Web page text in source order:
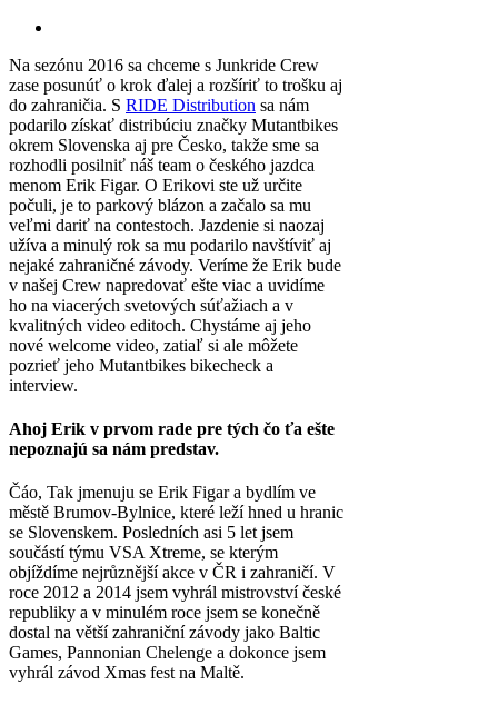
Na sezónu 2016 sa chceme s Junkride Crew
zase posunúť o krok ďalej a rozšíriť to trošku aj
do zahraničia. S RIDE Distribution sa nám
podarilo získať distribúciu značky Mutantbikes
okrem Slovenska aj pre Česko, takže sme sa
rozhodli posilniť náš team o českého jazdca
menom Erik Figar. O Erikovi ste už určite
počuli, je to parkový blázon a začalo sa mu
veľmi dariť na contestoch. Jazdenie si naozaj
užíva a minulý rok sa mu podarilo navštíviť aj
nejaké zahraničné závody. Veríme že Erik bude
v našej Crew napredovať ešte viac a uvidíme
ho na viacerých svetových súťažiach a v
kvalitných video editoch. Chystáme aj jeho
nové welcome video, zatiaľ si ale môžete
pozrieť jeho Mutantbikes bikecheck a
interview.
Ahoj Erik v prvom rade pre tých čo ťa ešte
nepoznajú sa nám predstav.
Čáo, Tak jmenuju se Erik Figar a bydlím ve
městě Brumov-Bylnice, které leží hned u hranic
se Slovenskem. Posledních asi 5 let jsem
součástí týmu VSA Xtreme, se kterým
objíždíme nejrůznější akce v ČR i zahraničí. V
roce 2012 a 2014 jsem vyhrál mistrovství české
republiky a v minulém roce jsem se konečně
dostal na větší zahraniční závody jako Baltic
Games, Pannonian Chelenge a dokonce jsem
vyhrál závod Xmas fest na Maltě.